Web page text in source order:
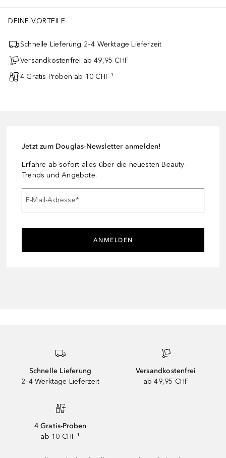
DEINE VORTEILE
Schnelle Lieferung 2–4 Werktage Lieferzeit
Versandkostenfrei ab 49,95 CHF
4 Gratis-Proben ab 10 CHF ¹
Jetzt zum Douglas-Newsletter anmelden!
Erfahre ab sofort alles über die neuesten Beauty-
Trends und Angebote.
E-Mail-Adresse*
ANMELDEN
Schnelle Lieferung
2–4 Werktage Lieferzeit
Versandkostenfrei
ab 49,95 CHF
4 Gratis-Proben
ab 10 CHF ¹